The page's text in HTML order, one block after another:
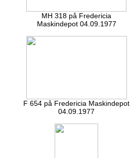
MH 318 på Fredericia
Maskindepot 04.09.1977
F 654 på Fredericia Maskindepot
04.09.1977